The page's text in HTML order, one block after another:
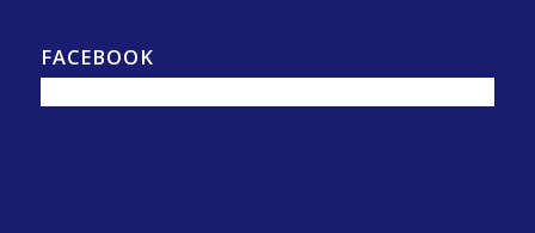
FACEBOOK